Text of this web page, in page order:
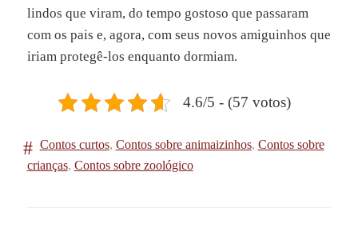
lindos que viram, do tempo gostoso que passaram
com os pais e, agora, com seus novos amiguinhos que
iriam protegê-los enquanto dormiam.
4.6/5 - (57 votos)
Contos curtos, Contos sobre animaizinhos, Contos sobre
crianças, Contos sobre zoológico